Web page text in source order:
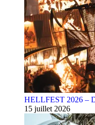
HELLFEST 2026 –
15 juillet 2026